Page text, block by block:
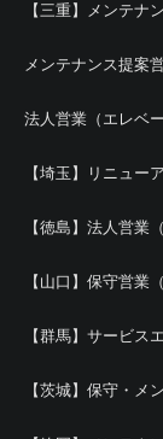
【三重】メンテ
メンテナンス提案
法人営業（エレベ
【埼玉】リニュ
【徳島】法人営業
【山口】保守営
【群馬】サービス
【茨城】保守・